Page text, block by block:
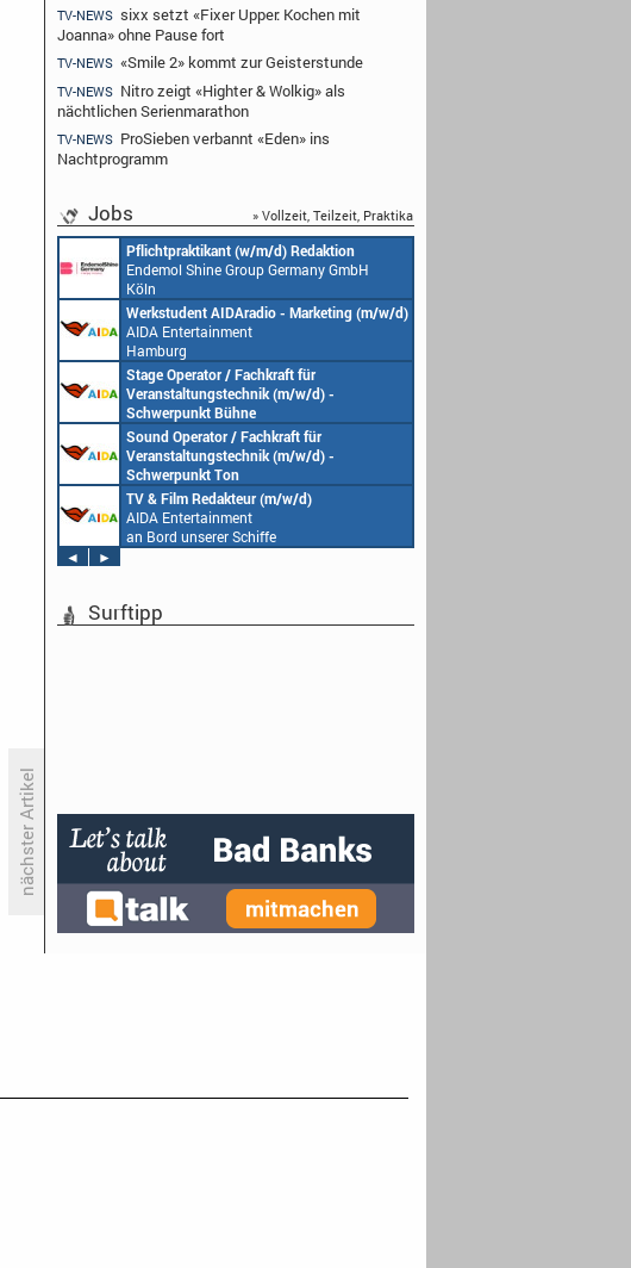
nächster Artikel
TV-NEWS sixx setzt «Fixer Upper: Kochen mit
Joanna» ohne Pause fort
TV-NEWS «Smile 2» kommt zur Geisterstunde
TV-NEWS Nitro zeigt «Highter & Wolkig» als
nächtlichen Serienmarathon
TV-NEWS ProSieben verbannt «Eden» ins
Nachtprogramm
Jobs » Vollzeit, Teilzeit, Praktika
Pflichtpraktikant (w/m/d) Redaktion
Endemol Shine Group Germany GmbH
Werkstudent AIDAradio - Marketing (m/w/d)
AIDA Entertainment
Stage Operator / Fachkraft für
Veranstaltungstechnik (m/w/d) -
Schwerpunkt Bühne
AIDA Entertainment
an Bord unserer Schiffe
Sound Operator / Fachkraft für
Veranstaltungstechnik (m/w/d) -
Schwerpunkt Ton
AIDA Entertainment
an Bord unserer Schiffe
TV & Film Redakteur (m/w/d)
AIDA Entertainment
an Bord unserer Schiffe
◄
►
Surftipp